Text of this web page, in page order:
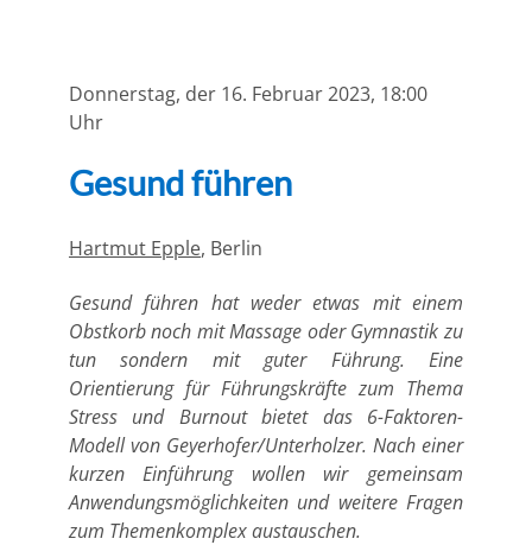
Donnerstag, der 16. Februar 2023, 18:00
Uhr
Gesund führen
Hartmut Epple, Berlin
Gesund führen hat weder etwas mit einem
Obstkorb noch mit Massage oder Gymnastik zu
tun sondern mit guter Führung. Eine
Orientierung für Führungskräfte zum Thema
Stress und Burnout bietet das 6-Faktoren-
Modell von Geyerhofer/Unterholzer. Nach einer
kurzen Einführung wollen wir gemeinsam
Anwendungsmöglichkeiten und weitere Fragen
zum Themenkomplex austauschen.